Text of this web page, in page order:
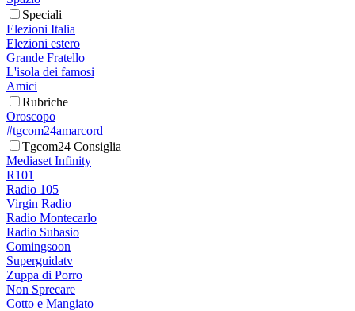
Speciali
Elezioni Italia
Elezioni estero
Grande Fratello
L'isola dei famosi
Amici
Rubriche
Oroscopo
#tgcom24amarcord
Tgcom24 Consiglia
Mediaset Infinity
R101
Radio 105
Virgin Radio
Radio Montecarlo
Radio Subasio
Comingsoon
Superguidatv
Zuppa di Porro
Non Sprecare
Cotto e Mangiato